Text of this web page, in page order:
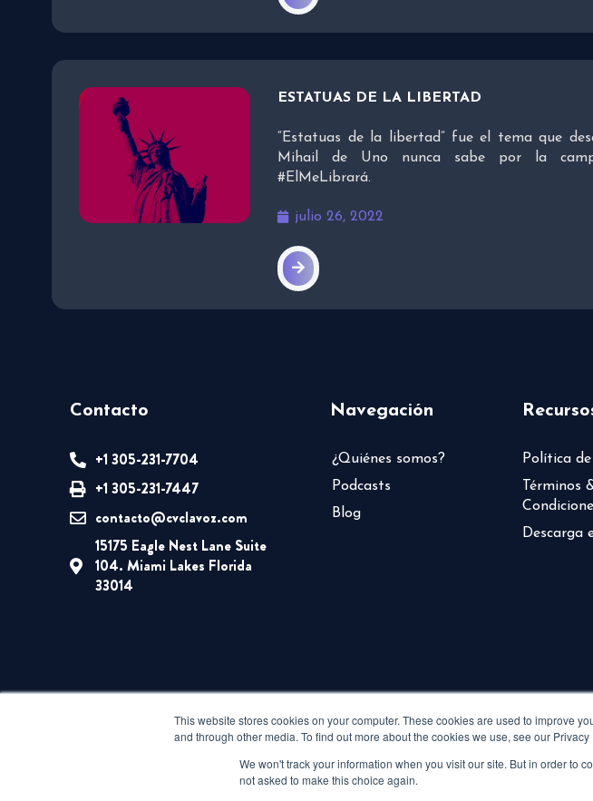
This website stores cookies on your computer. These cookies are used to improve
and through other media. To find out more about the cookies we use, see our Privacy
We won't track your information when you visit our site. But in order to
not asked to make this choice again.
ESTATUAS DE LA LIBERTAD
“Estatuas de la libertad” fue el tema que
Mihail de Uno nunca sabe por la
#ElMeLibrará.
julio 26, 2022
Contacto
+1 305-231-7704
+1 305-231-7447
contacto@cvclavoz.com
15175 Eagle Nest Lane Suite
104. Miami Lakes Florida
33014
Navegación
¿Quiénes somos?
Podcasts
Blog
Política
Términos
Descarga